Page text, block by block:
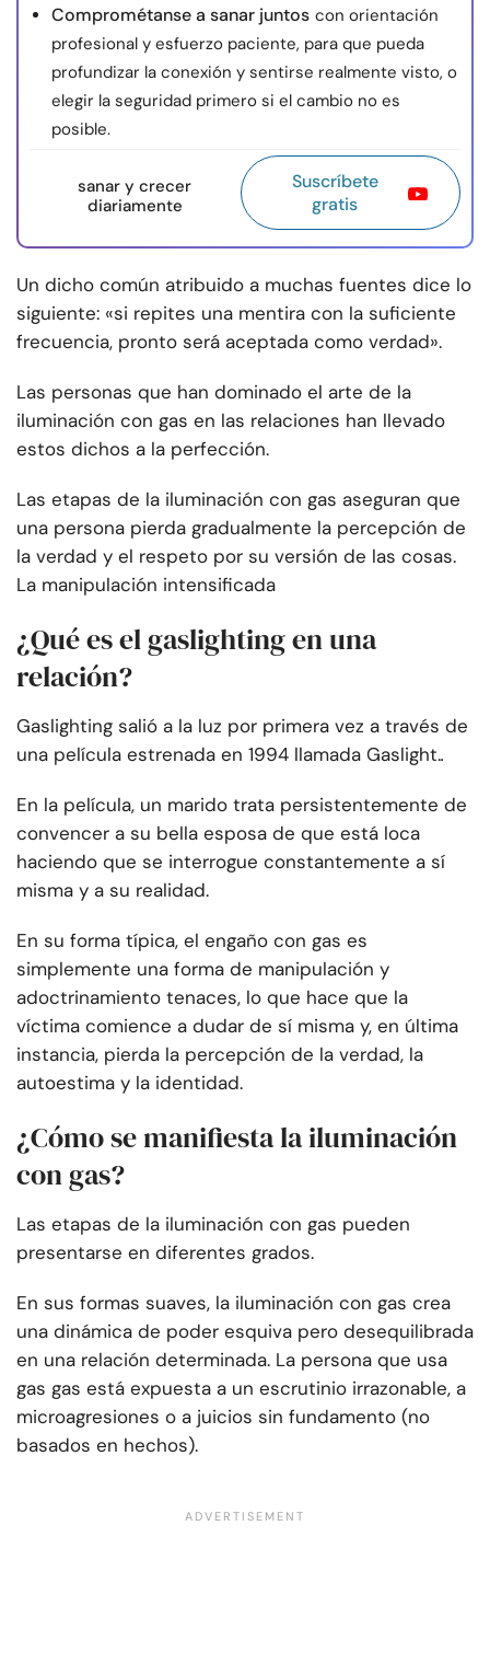
Comprométanse a sanar juntos con orientación
profesional y esfuerzo paciente, para que pueda
profundizar la conexión y sentirse realmente visto, o
elegir la seguridad primero si el cambio no es
posible.
sanar y crecer
diariamente
Suscríbete
gratis
Un dicho común atribuido a muchas fuentes dice lo
siguiente: «si repites una mentira con la suficiente
frecuencia, pronto será aceptada como verdad».
Las personas que han dominado el arte de la
iluminación con gas en las relaciones han llevado
estos dichos a la perfección.
Las etapas de la iluminación con gas aseguran que
una persona pierda gradualmente la percepción de
la verdad y el respeto por su versión de las cosas.
La manipulación intensificada
¿Qué es el gaslighting en una
relación?
Gaslighting salió a la luz por primera vez a través de
una película estrenada en 1994 llamada Gaslight..
En la película, un marido trata persistentemente de
convencer a su bella esposa de que está loca
haciendo que se interrogue constantemente a sí
misma y a su realidad.
En su forma típica, el engaño con gas es
simplemente una forma de manipulación y
adoctrinamiento tenaces, lo que hace que la
víctima comience a dudar de sí misma y, en última
instancia, pierda la percepción de la verdad, la
autoestima y la identidad.
¿Cómo se manifiesta la iluminación
con gas?
Las etapas de la iluminación con gas pueden
presentarse en diferentes grados.
En sus formas suaves, la iluminación con gas crea
una dinámica de poder esquiva pero desequilibrada
en una relación determinada. La persona que usa
gas gas está expuesta a un escrutinio irrazonable, a
microagresiones o a juicios sin fundamento (no
basados en hechos).